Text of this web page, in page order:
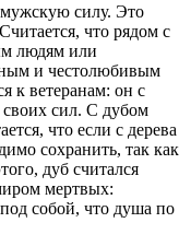
мужскую силу. Это
что рядом с
людям или
и честолюбивым
к ветеранам: он с
своих сил. С дубом
что если с дерева
сохранить, так как
дуб считался
мертвых:
собой, что душа по